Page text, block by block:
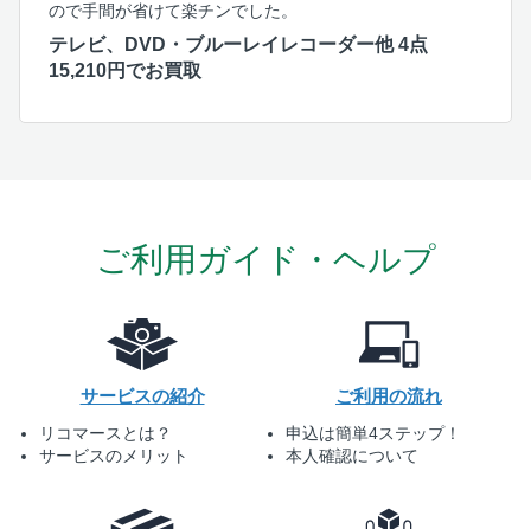
ので手間が省けて楽チンでした。
テレビ、DVD・ブルーレイレコーダー他 4点
15,210円でお買取
ご利用ガイド・ヘルプ
サービスの紹介
リコマースとは？
サービスのメリット
ご利用の流れ
申込は簡単4ステップ！
本人確認について